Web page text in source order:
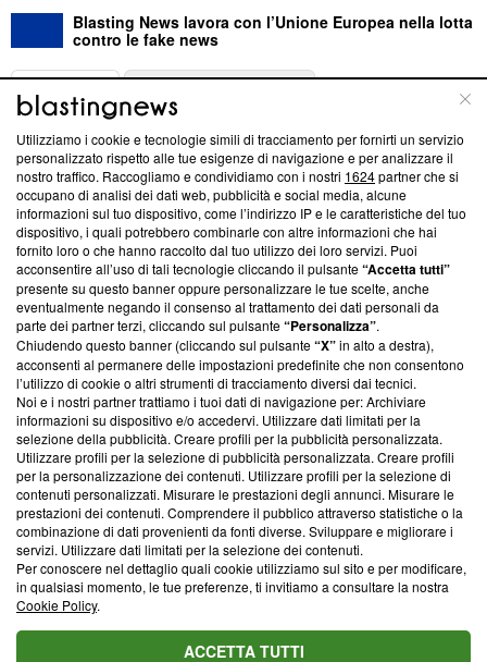
Blasting News lavora con l’Unione Europea nella lotta
contro le fake news
ABOUT
Questa sezione offre informazioni trasparenti su Blasting
News, sui nostri processi editoriali e su come ci impegniamo a
creare news di qualità. Inoltre, afferma la nostra aderenza a
‘Trust Project - News with Integrity’Blasting News non è
ancora membro del programma, ma ha richiesto di farne
parte; Trust Project non ha ancora effettuato una verifica di
conformità agli standard.
Su di noi
Team editoriale
Corporate
Redazione
Informativa Privacy
Cookie Policy
Blasting SA, IDI CHE-247.845.224, Via Carlo Frasca, 3 - 6900
Lugano (Svizzera) Tel:+39 0690258937
© 2026 Blasting News
Utilizziamo i cookie e tecnologie simili di tracciamento per fornirti un servizio
personalizzato rispetto alle tue esigenze di navigazione e per analizzare il
nostro traffico. Raccogliamo e condividiamo con i nostri 1624partner che si
occupano di analisi dei dati web, pubblicità e social media, alcune
informazioni sul tuo dispositivo, come l’indirizzo IP e le caratteristiche del tuo
dispositivo, i quali potrebbero combinarle con altre informazioni che hai
fornito loro o che hanno raccolto dal tuo utilizzo dei loro servizi. Puoi
acconsentire all’uso di tali tecnologie cliccando il pulsante“Accetta tutti”
presente su questo banner oppure personalizzare le tue scelte, anche
eventualmente negando il consenso al trattamento dei dati personali da
parte dei partner terzi, cliccando sul pulsante“Personalizza”.
Chiudendo questo banner (cliccando sul pulsante“X”in alto a destra),
acconsenti al permanere delle impostazioni predefinite che non consentono
l’utilizzo di cookie o altri strumenti di tracciamento diversi dai tecnici.
Noi e i nostri partner trattiamo i tuoi dati di navigazione per: Archiviare
informazioni su dispositivo e/o accedervi. Utilizzare dati limitati per la
selezione della pubblicità. Creare profili per la pubblicità personalizzata.
Utilizzare profili per la selezione di pubblicità personalizzata. Creare profili
per la personalizzazione dei contenuti. Utilizzare profili per la selezione di
contenuti personalizzati. Misurare le prestazioni degli annunci. Misurare le
prestazioni dei contenuti. Comprendere il pubblico attraverso statistiche o la
combinazione di dati provenienti da fonti diverse. Sviluppare e migliorare i
servizi. Utilizzare dati limitati per la selezione dei contenuti.
Per conoscere nel dettaglio quali cookie utilizziamo sul sito e per modificare,
in qualsiasi momento, le tue preferenze, ti invitiamo a consultare la nostra
Cookie Policy.
ACCETTA TUTTI